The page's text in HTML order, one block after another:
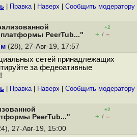
Правка| Наверх Cообщить модератору
PeerTub..."
+2
+ / –
(28), 27-Авг-19, 17:57
сетей принадлежащих
за федеоативные
Правка| Наверх Cообщить модератору
PeerTub..."
+2
+ / –
27-Авг-19, 15:00